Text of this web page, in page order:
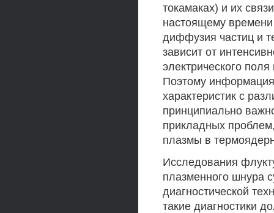
токамаках) и их
настоящему
диффузия частиц и
зависит от
электрического
Поэтому информация
характеристик с
принципиально
прикладных
плазмы в
Исследования
плазменного шнура
диагностической
такие диагностики